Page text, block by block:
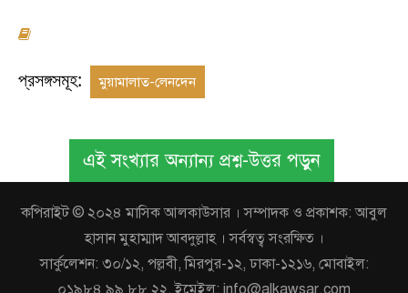
প্রসঙ্গসমূহ: মুয়ামালাত-লেনদেন
এই সংখ্যার অন্যান্য প্রশ্ন-উত্তর পড়ুন
কপিরাইট © ২০২৪ মাসিক আলকাউসার । সম্পাদক ও প্রকাশক: আবুল
হাসান মুহাম্মাদ আবদুল্লাহ । সর্বস্বত্ব সংরক্ষিত ।
সার্কুলেশন: ৩০/১২, পল্লবী, মিরপুর-১২, ঢাকা-১২১৬, মোবাইল:
০১৯৮৪ ৯৯ ৮৮ ২২, ইমেইল: info@alkawsar.com